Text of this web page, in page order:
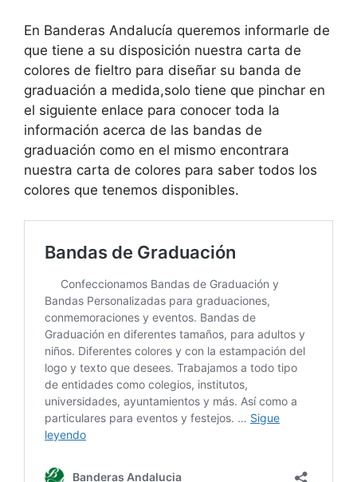
En Banderas Andalucía queremos informarle de
que tiene a su disposición nuestra carta de
colores de fieltro para diseñar su banda de
graduación a medida,solo tiene que pinchar en
el siguiente enlace para conocer toda la
información acerca de las bandas de
graduación como en el mismo encontrara
nuestra carta de colores para saber todos los
colores que tenemos disponibles.